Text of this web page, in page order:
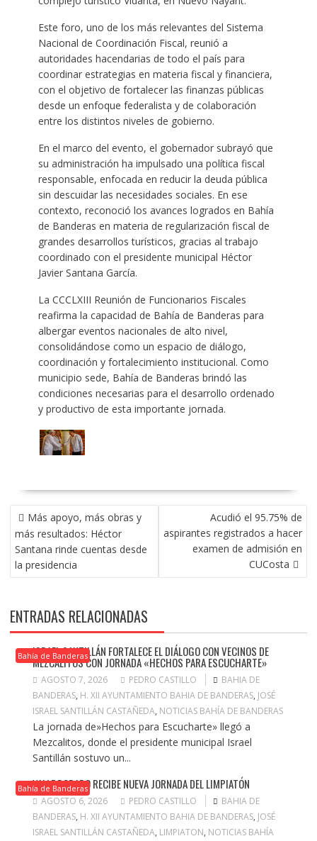
Este foro, uno de los más relevantes del Sistema
Nacional de Coordinación Fiscal, reunió a
autoridades hacendarias de todo el país para
coordinar estrategias en materia fiscal y financiera,
con el objetivo de fortalecer las finanzas públicas
desde un enfoque federalista y de colaboración
entre los distintos niveles de gobierno.
En el marco del evento, el gobernador subrayó que
su administración ha impulsado una política fiscal
responsable, enfocada en reducir la deuda pública
sin descuidar las necesidades sociales. En ese
contexto, reconoció los avances logrados en Bahía
de Banderas en materia de regularización fiscal de
grandes desarrollos turísticos, gracias al trabajo
coordinado con el presidente municipal Héctor
Javier Santana García.
La CCCLXIII Reunión de Funcionarios Fiscales
reafirma la capacidad de Bahía de Banderas para
albergar eventos nacionales de alto nivel,
consolidándose como un espacio de diálogo,
coordinación y fortalecimiento institucional. Como
municipio sede, Bahía de Banderas brindó las
condiciones necesarias para el desarrollo ordenado
y productivo de esta importante jornada.
NAVEGACIÓN
DE
ENTRADAS
Más apoyo, más obras y
más resultados: Héctor
Santana rinde cuentas desde
la presidencia
Acudió el 95.75% de
aspirantes registrados a hacer
examen de admisión en
CUCosta
ENTRADAS RELACIONADAS
Bahía de Banderas
ISRAEL SANTILLÁN FORTALECE EL DIÁLOGO CON VECINOS DE
MEZCALITOS CON JORNADA «HECHOS PARA ESCUCHARTE»
AGOSTO 7, 2026 PEDRO CASTILLO
BAHIA DE
BANDERAS, H. XII AYUNTAMIENTO BAHIA DE BANDERAS, JOSÉ
ISRAEL SANTILLÁN CASTAÑEDA, NOTICIAS BAHÍA DE BANDERAS
La jornada de»Hechos para Escucharte» llegó a
Mezcalitos, donde el presidente municipal Israel
Santillán sostuvo un...
Bahía de Banderas
VALLE DORADO RECIBE NUEVA JORNADA DEL LIMPIATÓN
AGOSTO 6, 2026 PEDRO CASTILLO
BAHIA DE
BANDERAS, H. XII AYUNTAMIENTO BAHIA DE BANDERAS, JOSÉ
ISRAEL SANTILLÁN CASTAÑEDA, LIMPIATON, NOTICIAS BAHÍA